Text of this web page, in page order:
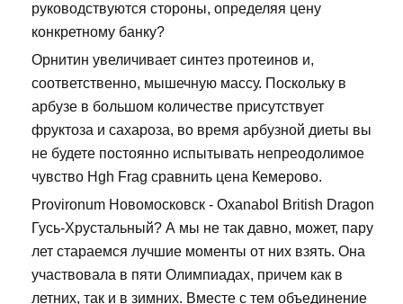
руководствуются стороны, определяя цену
конкретному банку?
Орнитин увеличивает синтез протеинов и,
соответственно, мышечную массу. Поскольку в
арбузе в большом количестве присутствует
фруктоза и сахароза, во время арбузной диеты вы
не будете постоянно испытывать непреодолимое
чувство Hgh Frag сравнить цена Кемерово.
Provironum Новомосковск - Oxanabol British Dragon
Гусь-Хрустальный? А мы не так давно, может, пару
лет стараемся лучшие моменты от них взять. Она
участвовала в пяти Олимпиадах, причем как в
летних, так и в зимних. Вместе с тем объединение